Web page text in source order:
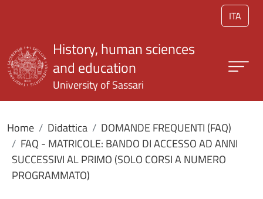
ITA
History, human sciences
and education
University of Sassari
Home Didattica
DOMANDE FREQUENTI (FAQ)
FAQ - MATRICOLE: BANDO DI ACCESSO AD ANNI
SUCCESSIVI AL PRIMO (SOLO CORSI A NUMERO
PROGRAMMATO)